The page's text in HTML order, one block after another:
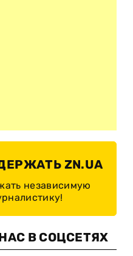
ZN.UA
независимую
В СОЦСЕТЯХ